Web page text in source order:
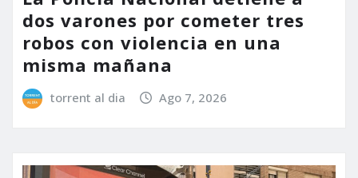
dos varones por cometer tres
robos con violencia en una
misma mañana
torrent al dia Ago 7, 2026